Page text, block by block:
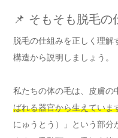
📌 そもそも脱毛の
脱毛の仕組みを正しく理解
構造から説明しましょう。
私たちの体の毛は、皮膚の
ばれる器官から生えていま
にゅうとう）」という部分